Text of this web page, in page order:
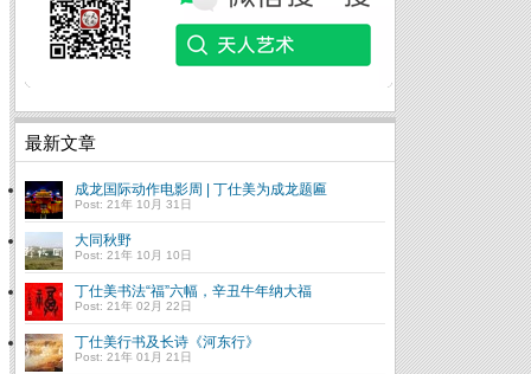
最新文章
成龙国际动作电影周 | 丁仕美为成龙题匾
Post: 21年 10月 31日
大同秋野
Post: 21年 10月 10日
丁仕美书法“福”六幅，辛丑牛年纳大福
Post: 21年 02月 22日
丁仕美行书及长诗《河东行》
Post: 21年 01月 21日